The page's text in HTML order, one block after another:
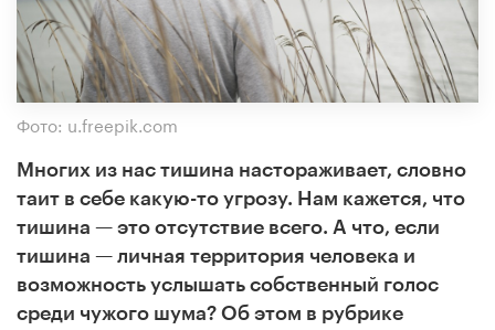
Фото: u.freepik.com
Многих из нас тишина настораживает, словно
таит в себе какую-то угрозу. Нам кажется, что
тишина — это отсутствие всего. А что, если
тишина — личная территория человека и
возможность услышать собственный голос
среди чужого шума? Об этом в рубрике